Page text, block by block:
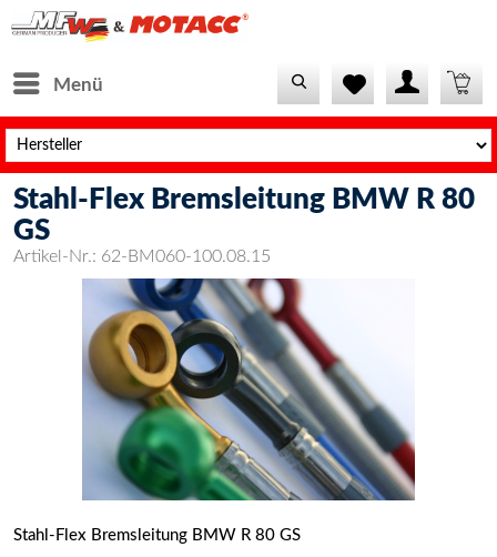
Menü
Stahl-Flex Bremsleitung BMW R 80
GS
Artikel-Nr.: 62-BM060-100.08.15
Stahl-Flex Bremsleitung BMW R 80 GS